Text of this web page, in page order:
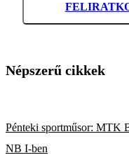
Népszerű cikkek
Pénteki sportműsor: MTK
NB I-ben